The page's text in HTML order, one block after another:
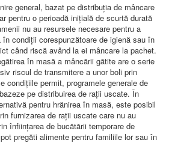
general, bazat pe distribuția de mâncare
pentru o perioadă inițială de scurtă durată
nu au resursele necesare pentru a
condiții corespunzătoare de igienă sau în
când riscă având la ei mâncare la pachet.
în masă a mâncării gătite are o serie
riscul de transmitere a unor boli prin
condițiile permit, programele generale de
pe distribuirea de rații uscate. În
pentru hrănirea în masă, este posibil
furnizarea de rații uscate care nu au
înființarea de bucătării temporare de
pregăti alimente pentru familiile lor sau în